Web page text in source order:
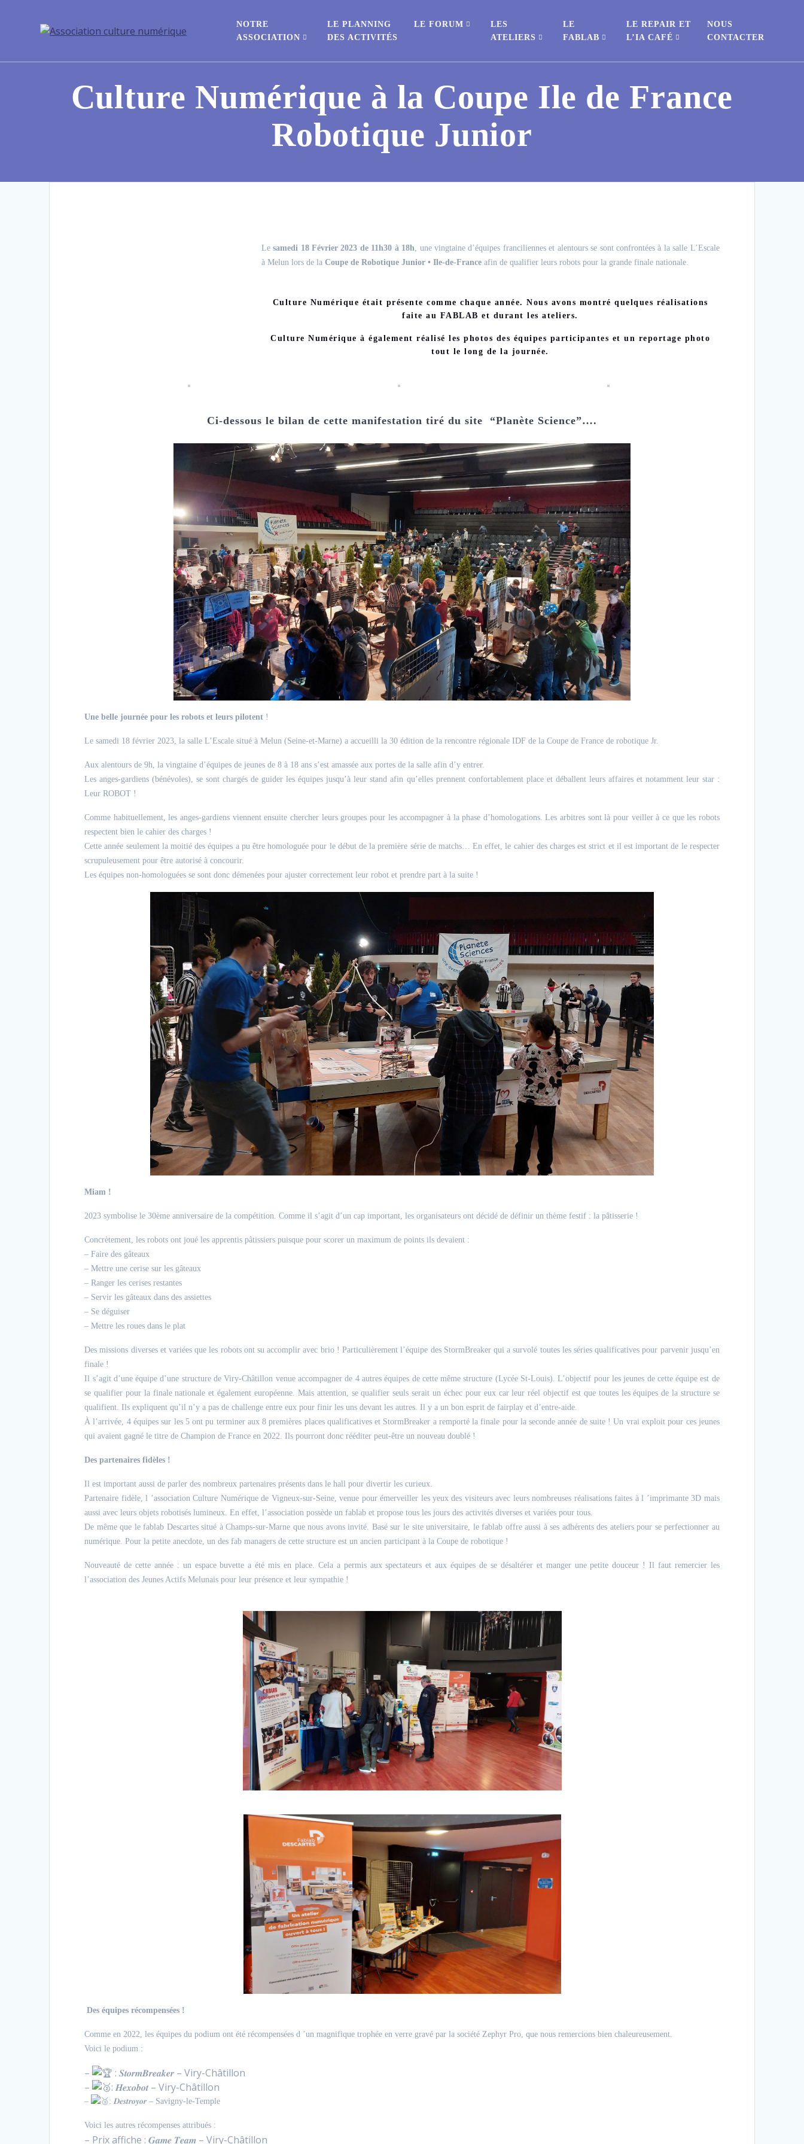
NOTRE
ASSOCIATION
LE PLANNING
DES ACTIVITÉS
LE FORUM
LES
ATELIERS
LE
FABLAB
LE REPAIR ET
L’IA CAFÉ
NOUS
CONTACTER
Culture Numérique à la Coupe Ile de France
Robotique Junior
Lesamedi 18 Février 2023 de 11h30 à 18h , une vingtaine d’équipes franciliennes et alentours se sont confrontées à la salle L’Escale
à Melun lors de la Coupe de Robotique Junior • Ile-de-Franceafin de qualifier leurs robots pour la grande finale nationale.
Culture Numérique était présente comme chaque année. Nous avons montré quelques réalisations
faite au FABLAB et durant les ateliers.
Culture Numérique à également réalisé les photos des équipes participantes et un reportage photo
tout le long de la journée.
Ci-dessous le bilan de cette manifestation tiré du site “Planète Science”….
Une belle journée pour les robots et leurs pilotent !
Le samedi 18 février 2023, la salle L’Escale situé à Melun (Seine-et-Marne) a accueilli la 30 édition de la rencontre régionale IDF de la Coupe de France de robotique Jr.
Aux alentours de 9h, la vingtaine d’équipes de jeunes de 8 à 18 ans s’est amassée aux portes de la salle afin d’y entrer.
Les anges-gardiens (bénévoles), se sont chargés de guider les équipes jusqu’à leur stand afin qu’elles prennent confortablement place et déballent leurs affaires et notamment leur star :
Leur ROBOT !
Comme habituellement, les anges-gardiens viennent ensuite chercher leurs groupes pour les accompagner à la phase d’homologations. Les arbitres sont là pour veiller à ce que les robots
respectent bien le cahier des charges !
Cette année seulement la moitié des équipes a pu être homologuée pour le début de la première série de matchs… En effet, le cahier des charges est strict et il est important de le respecter
scrupuleusement pour être autorisé à concourir.
Les équipes non-homologuées se sont donc démenées pour ajuster correctement leur robot et prendre part à la suite !
Miam !
2023 symbolise le 30ème anniversaire de la compétition. Comme il s’agit d’un cap important, les organisateurs ont décidé de définir un thème festif : la pâtisserie !
Concrètement, les robots ont joué les apprentis pâtissiers puisque pour scorer un maximum de points ils devaient :
– Faire des gâteaux
– Mettre une cerise sur les gâteaux
– Ranger les cerises restantes
– Servir les gâteaux dans des assiettes
– Se déguiser
– Mettre les roues dans le plat
Des missions diverses et variées que les robots ont su accomplir avec brio ! Particulièrement l’équipe des StormBreaker qui a survolé toutes les séries qualificatives pour parvenir jusqu’en
finale !
Il s’agit d’une équipe d’une structure de Viry-Châtillon venue accompagner de 4 autres équipes de cette même structure (Lycée St-Louis). L’objectif pour les jeunes de cette équipe est de
se qualifier pour la finale nationale et également européenne. Mais attention, se qualifier seuls serait un échec pour eux car leur réel objectif est que toutes les équipes de la structure se
qualifient. Ils expliquent qu’il n’y a pas de challenge entre eux pour finir les uns devant les autres. Il y a un bon esprit de fairplay et d’entre-aide.
À l’arrivée, 4 équipes sur les 5 ont pu terminer aux 8 premières places qualificatives et StormBreaker a remporté la finale pour la seconde année de suite ! Un vrai exploit pour ces jeunes
qui avaient gagné le titre de Champion de France en 2022. Ils pourront donc rééditer peut-être un nouveau doublé !
Des partenaires fidèles !
Il est important aussi de parler des nombreux partenaires présents dans le hall pour divertir les curieux.
Partenaire fidèle, l ’association Culture Numérique de Vigneux-sur-Seine, venue pour émerveiller les yeux des visiteurs avec leurs nombreuses réalisations faites à l ’imprimante 3D mais
aussi avec leurs objets robotisés lumineux. En effet, l’association possède un fablab et propose tous les jours des activités diverses et variées pour tous.
De même que le fablab Descartes situé à Champs-sur-Marne que nous avons invité. Basé sur le site universitaire, le fablab offre aussi à ses adhérents des ateliers pour se perfectionner au
numérique. Pour la petite anecdote, un des fab managers de cette structure est un ancien participant à la Coupe de robotique !
Nouveauté de cette année : un espace buvette a été mis en place. Cela a permis aux spectateurs et aux équipes de se désaltérer et manger une petite douceur ! Il faut remercier les
l’association des Jeunes Actifs Melunais pour leur présence et leur sympathie !
Des équipes récompensées !
Comme en 2022, les équipes du podium ont été récompensées d ’un magnifique trophée en verre gravé par la société Zephyr Pro, que nous remercions bien chaleureusement.
Voici le podium :
–
: 𝑺𝒕𝒐𝒓𝒎𝑩𝒓𝒆𝒂𝒌𝒆𝒓 – Viry-Châtillon
–
: 𝑯𝒆𝒙𝒐𝒃𝒐𝒕 – Viry-Châtillon
– : 𝑫𝒆𝒔𝒕𝒓𝒐𝒚𝒐𝒓 – Savigny-le-Temple
Voici les autres récompenses attribués :
– Prix affiche : 𝑮𝒂𝒎𝒆 𝑻𝒆𝒂𝒎 – Viry-Châtillon